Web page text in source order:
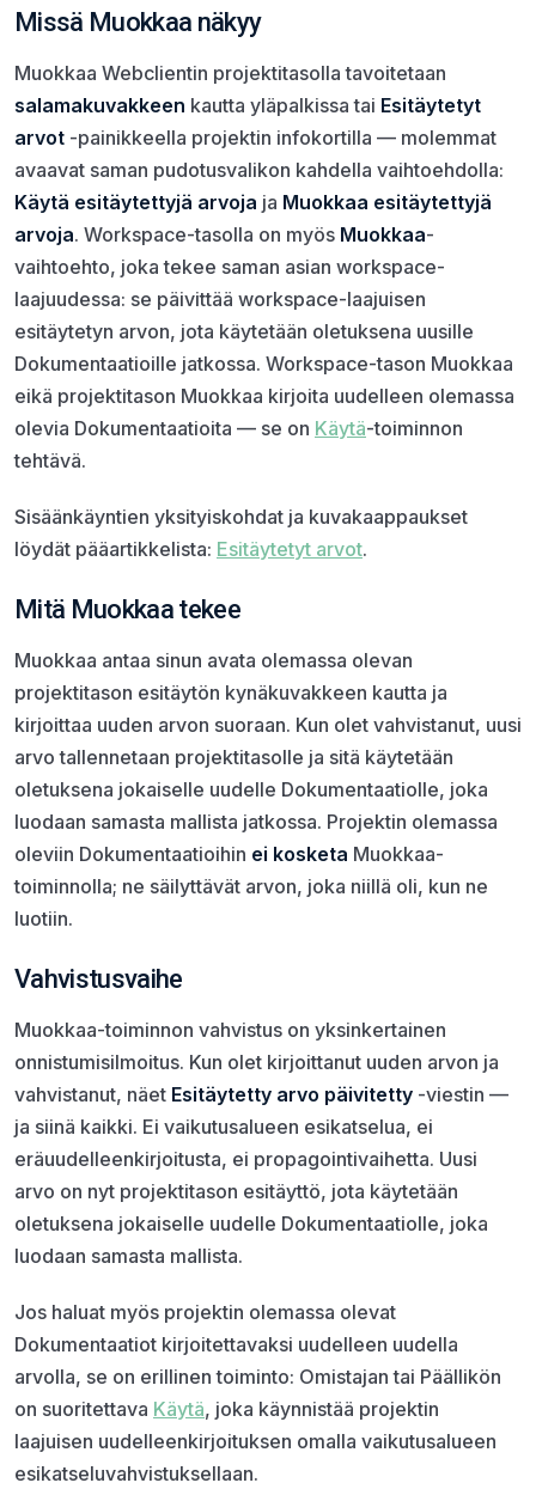
Missä Muokkaa näkyy
Muokkaa Webclientin projektitasolla tavoitetaan
salamakuvakkeen kautta yläpalkissa tai Esitäytetyt
arvot -painikkeella projektin infokortilla — molemmat
avaavat saman pudotusvalikon kahdella vaihtoehdolla:
Käytä esitäytettyjä arvoja ja Muokkaa esitäytettyjä
arvoja. Workspace-tasolla on myös Muokkaa-
vaihtoehto, joka tekee saman asian workspace-
laajuudessa: se päivittää workspace-laajuisen
esitäytetyn arvon, jota käytetään oletuksena uusille
Dokumentaatioille jatkossa. Workspace-tason Muokkaa
eikä projektitason Muokkaa kirjoita uudelleen olemassa
olevia Dokumentaatioita — se on Käytä-toiminnon
tehtävä.
Sisäänkäyntien yksityiskohdat ja kuvakaappaukset
löydät pääartikkelista: Esitäytetyt arvot.
Mitä Muokkaa tekee
Muokkaa antaa sinun avata olemassa olevan
projektitason esitäytön kynäkuvakkeen kautta ja
kirjoittaa uuden arvon suoraan. Kun olet vahvistanut, uusi
arvo tallennetaan projektitasolle ja sitä käytetään
oletuksena jokaiselle uudelle Dokumentaatiolle, joka
luodaan samasta mallista jatkossa. Projektin olemassa
oleviin Dokumentaatioihin ei kosketa Muokkaa-
toiminnolla; ne säilyttävät arvon, joka niillä oli, kun ne
luotiin.
Vahvistusvaihe
Muokkaa-toiminnon vahvistus on yksinkertainen
onnistumisilmoitus. Kun olet kirjoittanut uuden arvon ja
vahvistanut, näet Esitäytetty arvo päivitetty -viestin —
ja siinä kaikki. Ei vaikutusalueen esikatselua, ei
eräuudelleenkirjoitusta, ei propagointivaihetta. Uusi
arvo on nyt projektitason esitäyttö, jota käytetään
oletuksena jokaiselle uudelle Dokumentaatiolle, joka
luodaan samasta mallista.
Jos haluat myös projektin olemassa olevat
Dokumentaatiot kirjoitettavaksi uudelleen uudella
arvolla, se on erillinen toiminto: Omistajan tai Päällikön
on suoritettava Käytä, joka käynnistää projektin
laajuisen uudelleenkirjoituksen omalla vaikutusalueen
esikatseluvahvistuksellaan.